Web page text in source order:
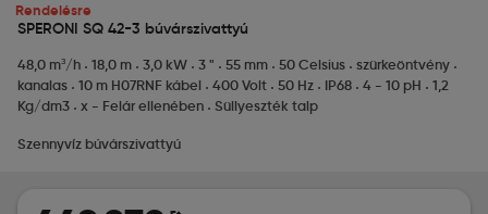
Rendelésre
SPERONI SQ 42-3 búvárszivattyú
48,0 m³/h 18,0 m 3,0 kW 3 " 55 mm 50 Celsius szürkeöntvény
kanalas 10 m H07RNF kábel 400 Volt 50 Hz IP68 4 - 10 pH
1,2
Kg/dm3 x - Felár ellenében Süllyeszték talp
Szennyvíz búvárszivattyú